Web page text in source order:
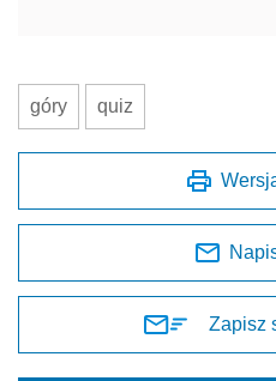
góry quiz
Zapisz